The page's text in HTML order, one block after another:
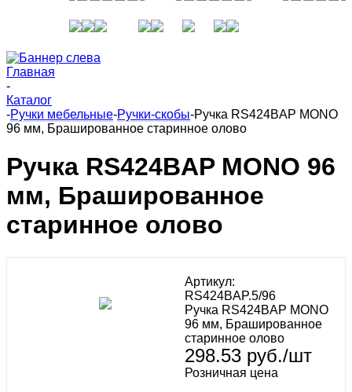
Главная
-
Каталог
-Ручки мебельные-Ручки-скобы-Ручка RS424BAP MONO
96 мм, Брашированное старинное олово
Ручка RS424BAP MONO 96
мм, Брашированное
старинное олово
Артикул:
RS424BAP.5/96
Ручка RS424BAP MONO
96 мм, Брашированное
старинное олово
298.53 руб./шт
Розничная цена